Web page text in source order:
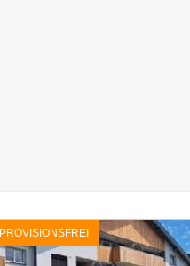
PROVISIONSFREI